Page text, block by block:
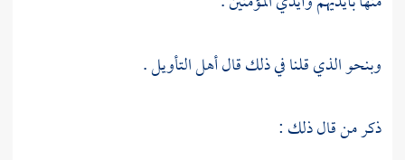
وبنحو الذي قلنا في ذلك قال أهل التأويل .
ذكر من قال ذلك :